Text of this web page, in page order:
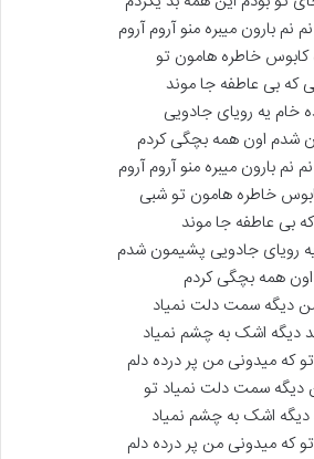
نم بارون میبره منو آروم آروم
خاطره هامون تو
که بی عاطفه جا موند
خام یه رویای جادویی
شدم اون همه بچگی کردم
نم بارون میبره منو آروم آروم
خاطره هامون تو شبی
که بی عاطفه جا موند
رویای جادویی پشیمون شدم
اون همه بچگی کردم
دیگه سمت دلت نمیاد
دیگه اشک به چشم نمیاد
که میدونی من پر درده دلم
سمت دلت نمیاد تو
دیگه اشک به چشم نمیاد
که میدونی من پر درده دلم